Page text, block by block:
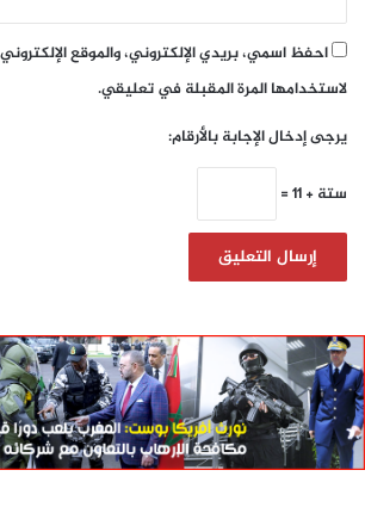
احفظ اسمي، بريدي الإلكتروني، والموقع
لاستخدامها المرة المقبلة في تعليقي.
يرجى إدخال الإجابة بالأرقام:
ستة + 11 =